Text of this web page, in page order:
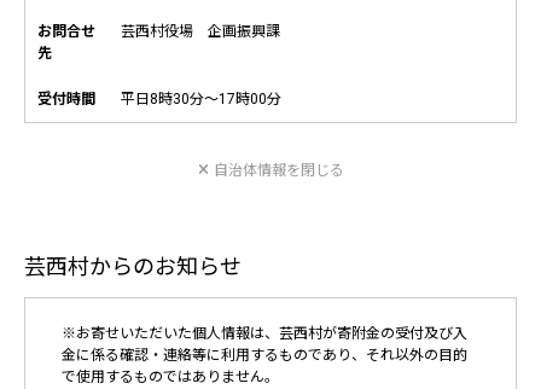
お問合せ
先
芸西村役場 企画振興課
受付時間 平日8時30分～17時00分
自治体情報を閉じる
芸西村からのお知らせ
※お寄せいただいた個人情報は、芸西村が寄附金の受付及び入
金に係る確認・連絡等に利用するものであり、それ以外の目的
で使用するものではありません。